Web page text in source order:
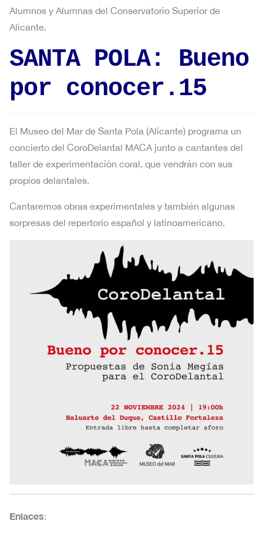
Alumnos y Alumnas del Conservatorio Superior de
Alicante.
SANTA POLA: Bueno
por conocer.15
El Museo del Mar de Santa Pola (Alicante) programa un
concierto del CoroDelantal MACA junto a cantantes del
taller de experimentación coral, que vendrán con sus
propios delantales.
Cantaremos obras experimentales y también algunas
sorpresas del repertorio español y latinoamericano.
Enlaces: